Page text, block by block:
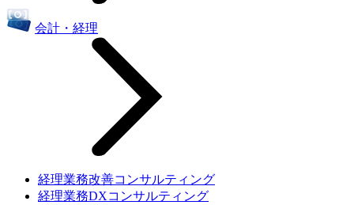
会計・経理
経理業務改善コンサルティング
経理業務DXコンサルティング